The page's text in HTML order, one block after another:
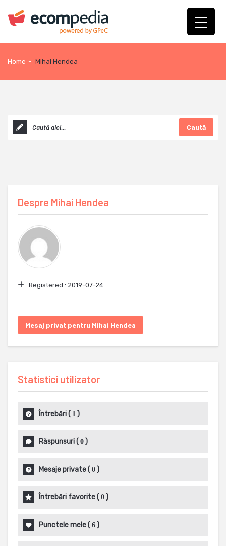
Home - Mihai Hendea
Caută
Despre Mihai Hendea
Registered : 2019-07-24
Mesaj privat pentru Mihai Hendea
Statistici utilizator
Întrebări( 1 )
Răspunsuri( 0 )
Mesaje private( 0 )
Întrebări favorite( 0 )
Punctele mele( 6 )